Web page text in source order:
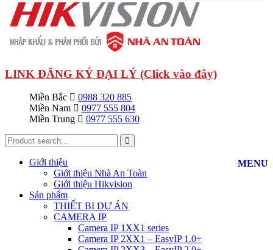
LINK ĐĂNG KÝ ĐẠI LÝ (Click vào đây)
Miền Bắc
0988 320 885
Miền Nam
0977 555 804
Miền Trung
0977 555 630
MENU
Giới thiệu
Giới thiệu Nhà An Toàn
Giới thiệu Hikvision
Sản phẩm
THIẾT BỊ DỰ ÁN
CAMERA IP
Camera IP 1XX1 series
Camera IP 2XX1 – EasyIP 1.0+